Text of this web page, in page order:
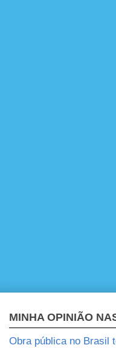
MINHA OPINIÃO
Obra pública no Brasil